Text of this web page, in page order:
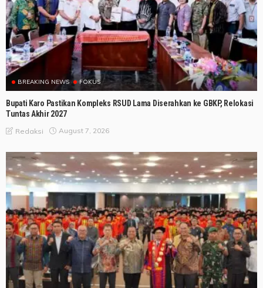
BREAKING NEWS FOKUS
Bupati Karo Pastikan Kompleks RSUD Lama Diserahkan ke GBKP, Relokasi
Tuntas Akhir 2027
Redaksi August 7, 2026